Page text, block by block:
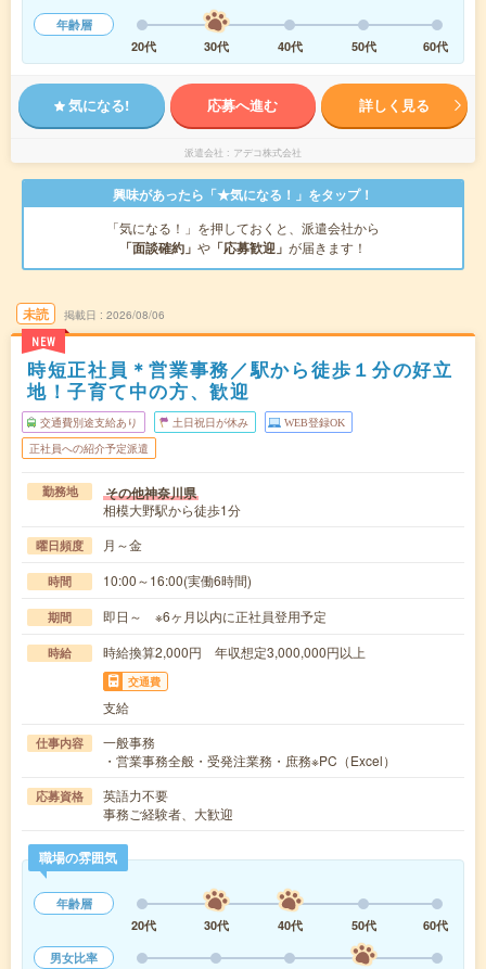
年齢層
20代
30代 40代 50代 60代
気になる! 応募へ進む 詳しく見る
派遣会社 アデコ株式会社
興味があったら「★気になる！」をタップ！
「気になる！」を押しておくと、派遣会社から
「面談確約」 や 「応募歓迎」 が届きます！
未読
NEW
掲載日 2026/08/06
時短正社員＊営業事務／駅から徒歩１分の好立
地！子育て中の方、歓迎
交通費別途支給あり 土日祝日が休み WEB登録OK
正社員への紹介予定派遣
勤務地 その他神奈川県
相模大野駅から徒歩1分
曜日頻度 月～金
時間 10:00～16:00(実働6時間)
期間 即日～ ※6ヶ月以内に正社員登用予定
時給 時給換算2,000円 年収想定3,000,000円以上
交通費
支給
仕事内容
一般事務
・営業事務全般・受発注業務・庶務※PC（Excel）
応募資格
英語力不要
事務ご経験者、大歓迎
職場の雰囲気
年齢層
20代
30代 40代 50代
60代
男女比率